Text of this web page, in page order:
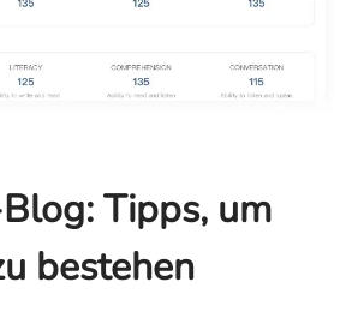
Tipps, um
bestehen